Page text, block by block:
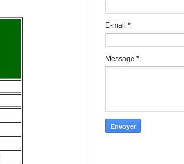
E-mail *
Message *